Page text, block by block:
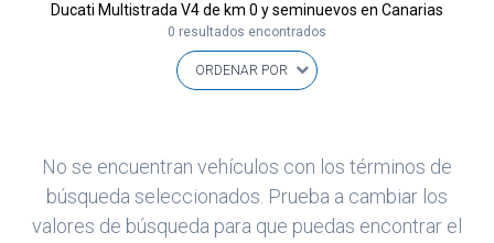
APPROVED
Marca
Modelo (0)
Combustible y cambio (0)
Ducati Multistrada V4 de km 0 y seminuevos en Canarias
0 resultados encontrados
No se encuentran vehículos con los términos de
búsqueda seleccionados. Prueba a cambiar los
valores de búsqueda para que puedas encontrar el